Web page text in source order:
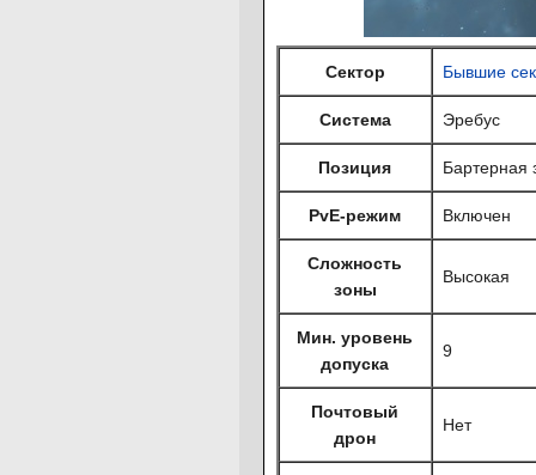
Сектор Бывшие
Система Эребус
Позиция Бартерная
PvE-режим Включен
Сложность
зоны
Высокая
Мин. уровень
допуска
9
Почтовый
дрон
Нет